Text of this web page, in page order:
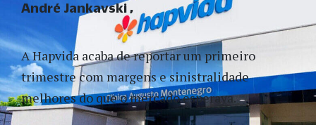
A Hapvida acaba de reportar um primeiro
trimestre com margens e sinistralidade
melhores do que o mercado esperava.
André Jankavski